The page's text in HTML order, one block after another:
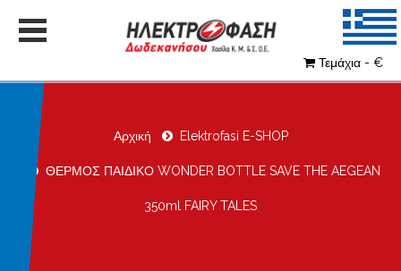
Τεμάχια - €
Αρχική Elektrofasi E-SHOP
ΘΕΡΜΟΣ ΠΑΙΔΙΚΟ WONDER BOTTLE SAVE THE AEGEAN
350ml FAIRY TALES